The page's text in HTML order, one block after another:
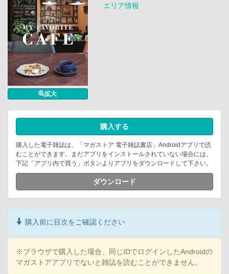
拡大
エリア情報
購入する
購入した電子雑誌は、「マガストア 電子雑誌書店」Androidアプリで読
むことができます。まだアプリをインストールされていない場合には、
下記「アプリ内で買う」ボタンよりアプリをダウンロードして下さい。
ダウンロード
購入前に目次をご確認ください
※ブラウザで購入した場合、同じIDでログインしたAndroidの
マガストアアプリでないと雑誌を読むことができません。